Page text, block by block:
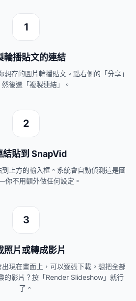
1
輪播貼文的連結
存的圖片輪播貼文。點右側的「分享」
後選「複製連結」。
2
結貼到 SnapVid
上方的輸入框。系統會自動偵測這是圖
不用額外做任何設定。
3
照片或轉成影片
現在畫面上，可以逐張下載。想把全部
的影片？按「Render Slideshow」就行
了。